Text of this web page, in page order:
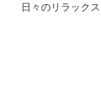
日々のリラック